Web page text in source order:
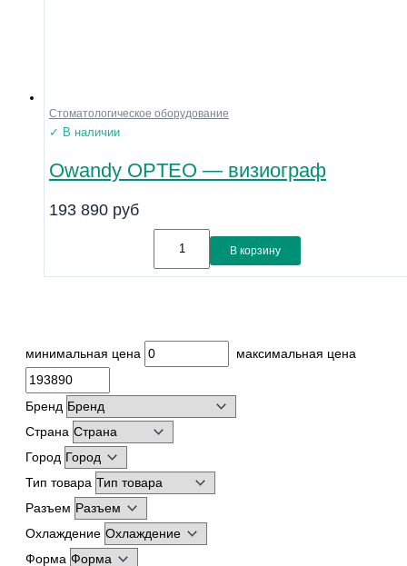
минимальная цена максимальная цена
Бренд
Страна
Город
Тип товара
Разъем
Охлаждение
Форма
Стоматологическое оборудование
✓ В наличии
Owandy OPTEO — визиограф
193 890 руб
В корзину